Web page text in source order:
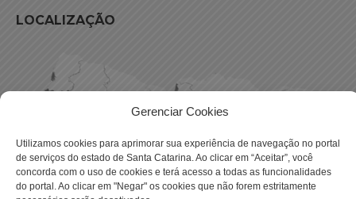
Gerenciar Cookies
Utilizamos cookies para aprimorar sua experiência de navegação no portal
de serviços do estado de Santa Catarina. Ao clicar em “Aceitar”, você
concorda com o uso de cookies e terá acesso a todas as funcionalidades
do portal. Ao clicar em "Negar" os cookies que não forem estritamente
LOCALIZAÇÃO